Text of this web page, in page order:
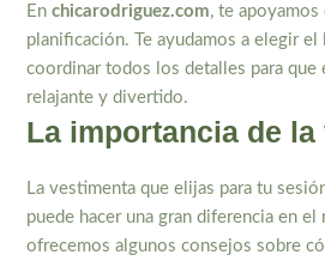
Enchicarodriguez.com, te apoyamos
planificación. Te ayudamos a elegir
coordinar todos los detalles para que
relajante y divertido.
La importancia de
La vestimenta que elijas para tu
puede hacer una gran diferencia en
ofrecemos algunos consejos sobre